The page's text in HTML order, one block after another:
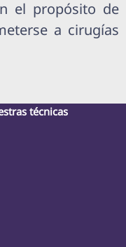
el propósito de
a cirugías
técnicas